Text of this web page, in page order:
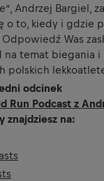
Andrzej Bargiel,
o to, kiedy i gdzie
Was
temat biegania i
polskich
odcinek
Run Podcast z
znajdziesz na: